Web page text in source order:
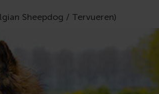
Sheepdog / Tervueren)